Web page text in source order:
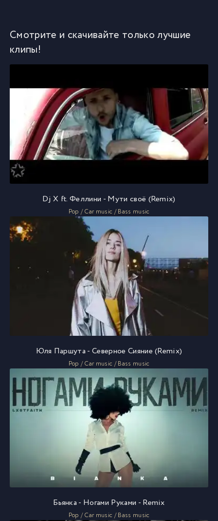
Смотрите и скачивайте только лучшие
клипы!
Dj X ft. Феллини - Мути своё (Remix)
Pop / Car music / Bass music
Юля Паршута - Северное Сияние (Remix)
Pop / Car music / Bass music
Бьянка - Ногами Руками - Remix
Pop / Car music / Bass music